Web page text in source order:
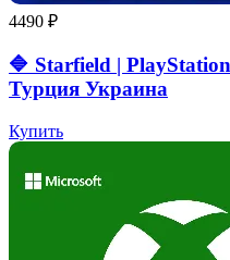
4490 ₽
🔷 Starfield |
Турция Украина
Купить